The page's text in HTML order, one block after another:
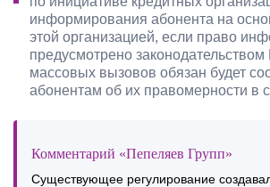
информирования абонента на
этой организацией, если право
предусмотрено законодательством
массовых вызовов обязан будет
абонентам об их правомерности в
Комментарий «Пепеляев Групп»
Существующее регулирование